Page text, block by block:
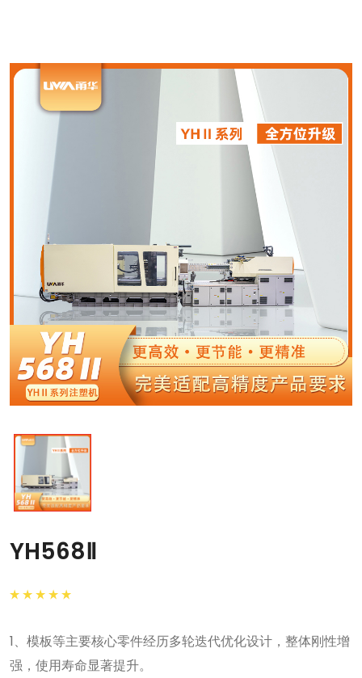
YH568Ⅱ
1、模板等主要核心零件经历多轮迭代优化设计，整体刚性增
强，使用寿命显著提升。